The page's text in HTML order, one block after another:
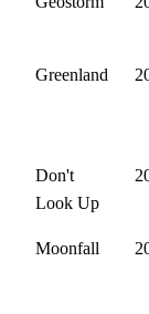
Greenland
Don't
Look Up
Moonfall